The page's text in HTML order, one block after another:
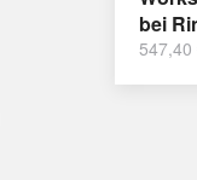
bei
547,40